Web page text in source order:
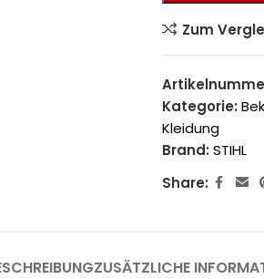
Zum
Kategorie:
Kleidung
Brand: STIHL
Share:
ZUSÄTZLICHE